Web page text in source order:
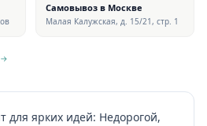
Самовывоз в Москве
Малая Калужская, д. 15/21, стр. 1
→
для ярких идей: Недорогой,